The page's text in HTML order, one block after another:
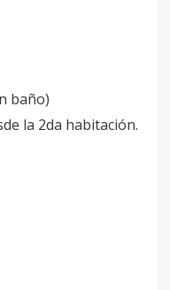
baño)
la 2da habitación.